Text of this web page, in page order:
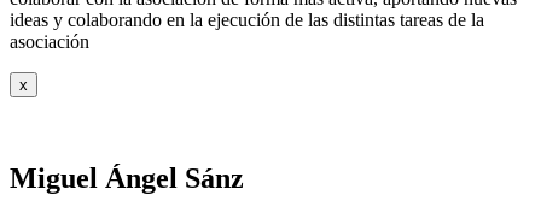
ideas y colaborando en la ejecución de las distintas tareas de la
asociación
x
Miguel Ángel Sánz